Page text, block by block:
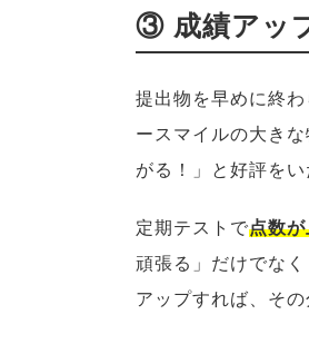
③ 成績アッ
提出物を早めに終
ースマイルの大き
がる！」と好評をい
定期テストで点数
頑張る」だけでな
アップすれば、そ